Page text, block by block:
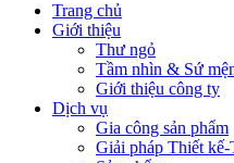
Trang chủ
Giới thiệu
Thư ngỏ
Tầm nhìn & Sứ
Giới thiệu công ty
Dịch vụ
Gia công sản phẩm
Giải pháp Thiết